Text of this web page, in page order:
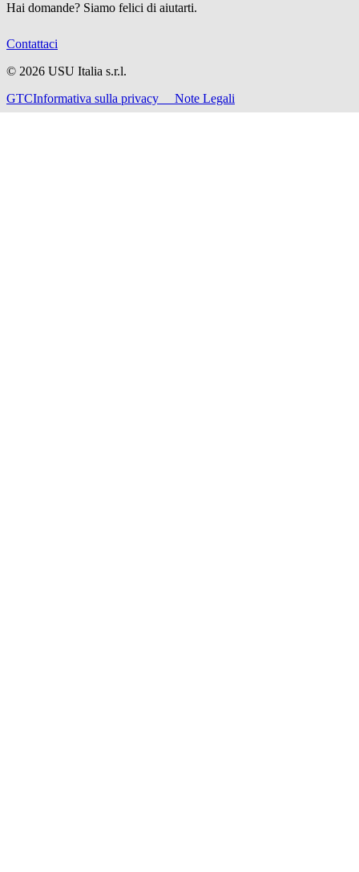
Hai domande? Siamo felici di aiutarti.
Contattaci
© 2026 USU Italia s.r.l.
GTCInformativa sulla privacy Note Legali